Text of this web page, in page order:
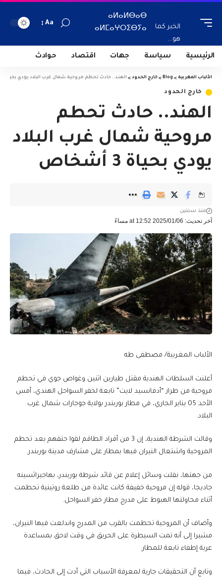
الخبر كما
هو...
ⴰⵍⴰⵍⴱⴰⴱ
ⴰⵍⵎⴰⵖⵔⵉⴱⵢⴰ
Aa
الرئيسية سياسة جهات اقتصاد حوادث
الألباب المغربية >
Blog
> خارج الحدود > الهند.. حادث تحطم مروحية شمال غرب البلاد يودي بحياة 3 أشخاص
خارج الحدود
الهند.. حادث تحطم
مروحية شمال غرب البلاد
يودي بحياة 3 أشخاص
آخر تحديث: 2025/01/06 at 12:52 مساءً
منذ سنتين
الألباب المغربية/ مصطفى طه
أعلنت السلطات الهندية مقتل طيارين اثنين وغواص جوي في تحطم
مروحية من طراز “أدفانسيد لايت” تابعة لخفر السواحل الهندي، أمس
الأحد 05 يناير الجاري، في مطار بوربندر بولاية جوجارات شمال غرب
البلاد.
وقالت الشرطة الهندية، إن 3 من أفراد الطاقم لقوا حتفهم بعد تحطم
المروحية واشتعال النيران فيها بمطار على مشارف مدينة بوربندر.
من جهتها، نقلت وسائل إعلام عن قائد شرطة بوربندر، بهاجيراثسينه
جاديجا، قوله إن مروحية خفيفة كانت عائدة من طلعة روتينية تحطمت
أثناء محاولتها الهبوط على مدرج مطار خفر السواحل.
وأضاف أن المروحية تحطمت بالقرب من المدرج واندلعت فيها النيران،
مشيرا إلى أنه تمت السيطرة على الحريق في وقت لاحق بمساعدة
عربة إطفاء تابعة للمطار.
وتابع أن التحقيقات جارية لمعرفة الأسباب التي أدت إلى الحادث، فيما